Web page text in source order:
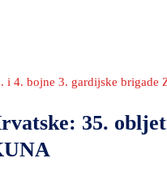
4. bojne 3. gardijske brigade
35.